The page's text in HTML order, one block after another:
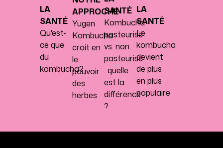
LA
SANTÉ
Qu'est-
ce que
du
kombucha?
APPROCHE
Yugen
Kombucha
croit en
le
pouvoir
des
herbes
SANTÉ
Kombucha
pasteurisé
vs. non
pasteurisé
: quelle
est la
différence
?
LA
SANTÉ
Le
kombucha
devient
de plus
en plus
populaire